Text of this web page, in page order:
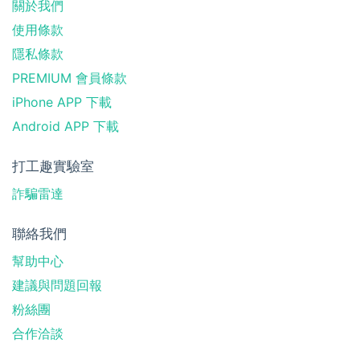
關於我們
使用條款
隱私條款
PREMIUM 會員條款
iPhone APP 下載
Android APP 下載
打工趣實驗室
詐騙雷達
聯絡我們
幫助中心
建議與問題回報
粉絲團
合作洽談